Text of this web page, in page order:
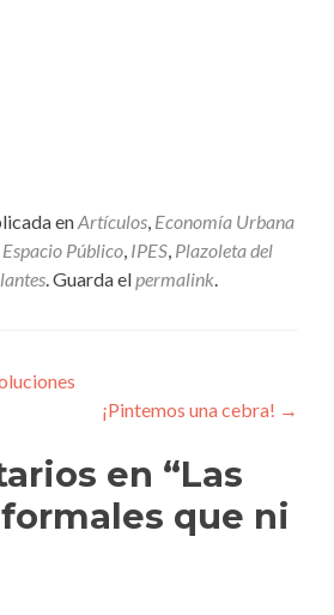
enArtículos Economía Urbana
Espacio Público IPES Plazoleta del
. Guarda el permalink
¡Pintemos una cebra! →
en “Las
que ni